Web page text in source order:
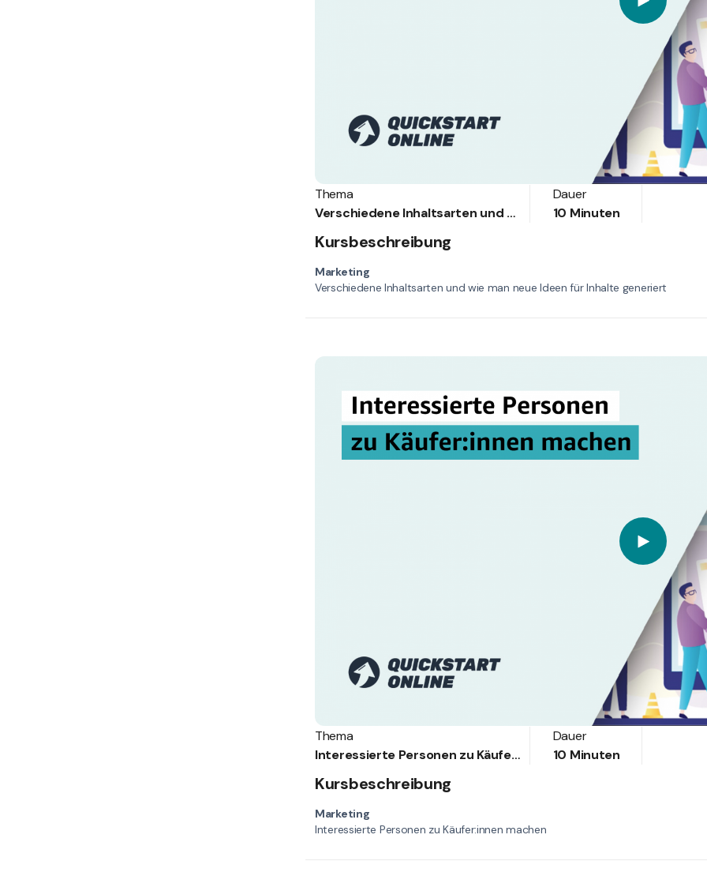
Thema
Verschiedene Inhaltsarten und wie man neue Ideen für Inhalte generiert
Dauer
10 Minuten
Kursbeschreibung
Marketing
Verschiedene Inhaltsarten und wie man neue Ideen für Inhalte generiert
Thema
Interessierte Personen zu Käufer:innen machen
Dauer
10 Minuten
Kursbeschreibung
Marketing
Interessierte Personen zu Käufer:innen machen